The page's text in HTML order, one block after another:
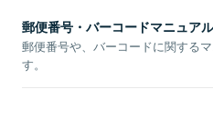
郵便番号・バーコードマニュアル
郵便番号や、バーコードに関する
す。